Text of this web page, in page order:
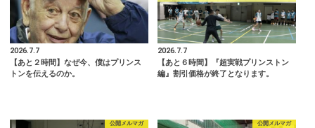
2026.7.7
【あと２時間】なぜ今、僕はプリンス
トンを伝えるのか。
2026.7.7
【あと６時間】『超実戦プリンストン
編』割引価格が終了となります。
公開メルマガ 公開メルマガ